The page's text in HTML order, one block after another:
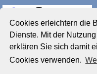
Cookies erleichtern die
Dienste. Mit der
erklären Sie sich damit
Cookies verwenden.
Startseite
Aktuelles Forum
Film-Forum